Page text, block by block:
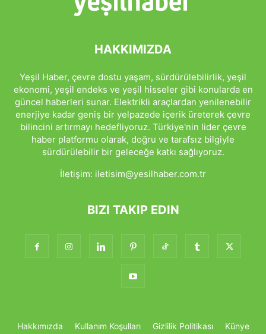
HAKKIMIZDA
Yeşil Haber, çevre dostu yaşam, sürdürülebilirlik, yeşil
ekonomi, yeşil endeks ve yeşil hisseler gibi konularda en
güncel haberleri sunar. Elektrikli araçlardan yenilenebilir
enerjiye kadar geniş bir yelpazede içerik üreterek çevre
bilincini artırmayı hedefliyoruz. Türkiye'nin lider çevre
haber platformu olarak, doğru ve tarafsız bilgiyle
sürdürülebilir bir geleceğe katkı sağlıyoruz.
İletişim: iletisim@yesilhaber.com.tr
BIZI TAKIP EDIN
Hakkımızda Kullanım Koşulları Gizlilik Politikası Künye